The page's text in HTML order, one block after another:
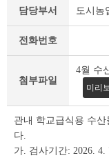
세
이
블
담당부서 도시농
전화번호
첨부파일
4월 수
미리
관내 학교급식용 수
다.
가. 검사기간: 2026.